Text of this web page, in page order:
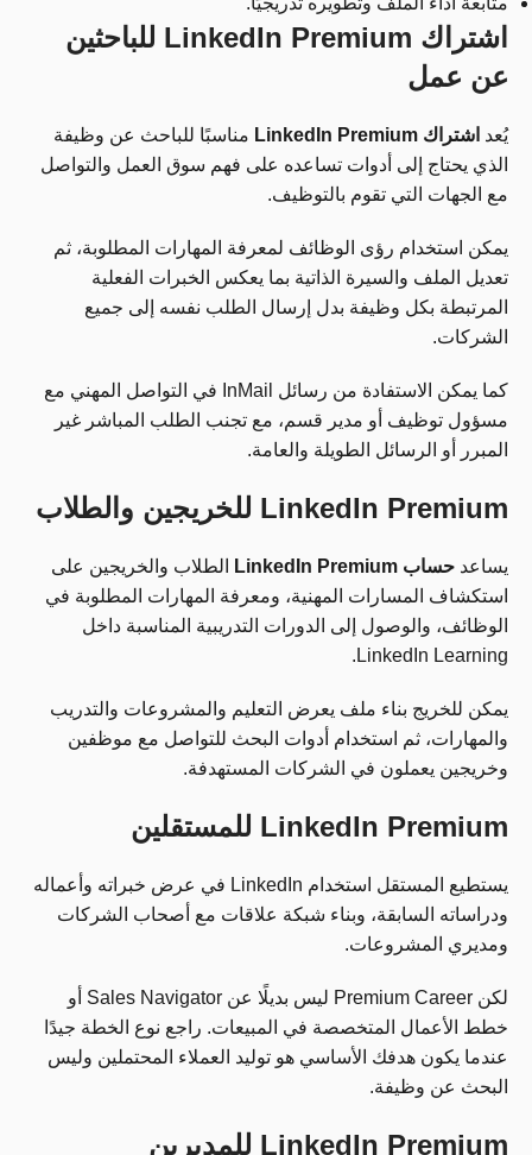
اشتراك LinkedIn Premium للباحثين
عن عمل
يُعد اشتراك LinkedIn Premium
مناسبًا للباحث عن وظيفة
الذي يحتاج إلى أدوات تساعده على فهم سوق العمل والتواصل
مع الجهات التي تقوم بالتوظيف.
يمكن استخدام رؤى الوظائف لمعرفة المهارات المطلوبة، ثم
تعديل الملف والسيرة الذاتية بما يعكس الخبرات الفعلية
المرتبطة بكل وظيفة بدل إرسال الطلب نفسه إلى جميع
الشركات.
كما يمكن الاستفادة من رسائل InMail في التواصل المهني مع
مسؤول توظيف أو مدير قسم، مع تجنب الطلب المباشر غير
المبرر أو الرسائل الطويلة والعامة.
LinkedIn Premium للخريجين والطلاب
يساعد حساب LinkedIn Premium
الطلاب والخريجين على
استكشاف المسارات المهنية، ومعرفة المهارات المطلوبة في
الوظائف، والوصول إلى الدورات التدريبية المناسبة داخل
LinkedIn Learning.
يمكن للخريج بناء ملف يعرض التعليم والمشروعات والتدريب
والمهارات، ثم استخدام أدوات البحث للتواصل مع موظفين
وخريجين يعملون في الشركات المستهدفة.
LinkedIn Premium للمستقلين
يستطيع المستقل استخدام LinkedIn في عرض خبراته وأعماله
ودراساته السابقة، وبناء شبكة علاقات مع أصحاب الشركات
ومديري المشروعات.
لكن Premium Career ليس بديلًا عن Sales Navigator أو
خطط الأعمال المتخصصة في المبيعات. راجع نوع الخطة جيدًا
عندما يكون هدفك الأساسي هو توليد العملاء المحتملين وليس
البحث عن وظيفة.
LinkedIn Premium للمديرين